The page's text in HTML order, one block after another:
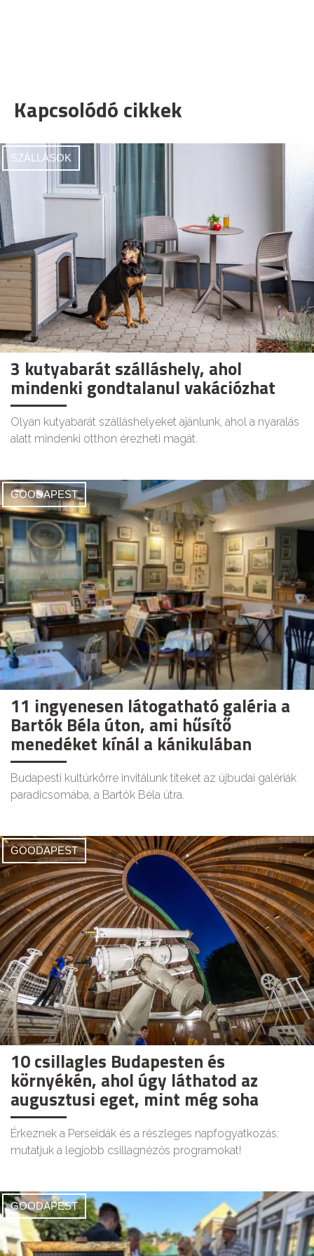
Kapcsolódó cikkek
SZÁLLÁSOK
3 kutyabarát szálláshely, ahol
mindenki gondtalanul vakációzhat
Olyan kutyabarát szálláshelyeket ajánlunk, ahol a nyaralás
alatt mindenki otthon érezheti magát.
GOODAPEST
11 ingyenesen látogatható galéria a
Bartók Béla úton, ami hűsítő
menedéket kínál a kánikulában
Budapesti kultúrkörre invitálunk titeket az újbudai galériák
paradicsomába, a Bartók Béla útra.
GOODAPEST
10 csillagles Budapesten és
környékén, ahol úgy láthatod az
augusztusi eget, mint még soha
Érkeznek a Perseidák és a részleges napfogyatkozás:
mutatjuk a legjobb csillagnézős programokat!
GOODAPEST